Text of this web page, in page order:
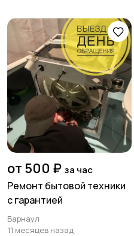
от 500 ₽ за час
Ремонт бытовой техники
с гарантией
Барнаул
11 месяцев назад